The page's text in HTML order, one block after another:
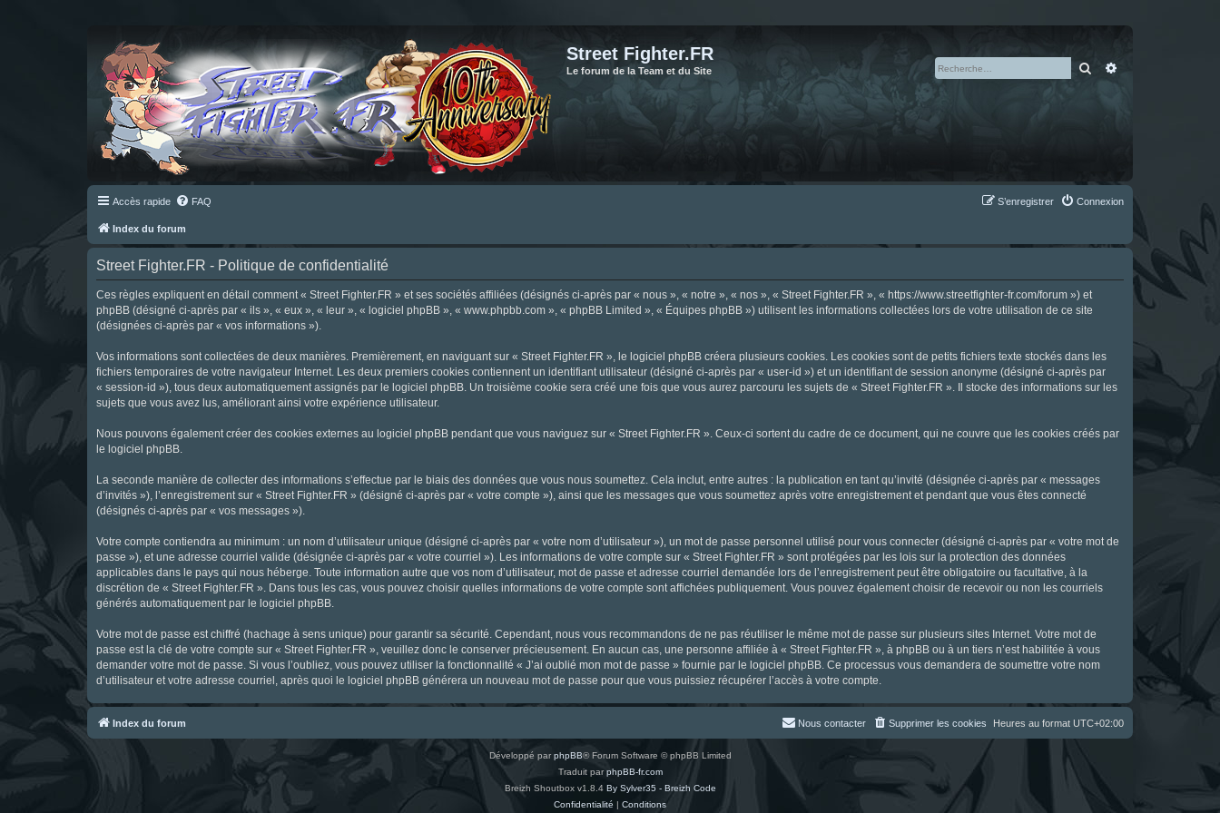
Street Fighter.FR
Le forum de la Team et du Site Rechercher
Accès rapide FAQ Connexion
S’enregistrer
Index du forum
Street Fighter.FR - Politique de confidentialité
Ces règles expliquent en détail comment « Street Fighter.FR » et ses sociétés affiliées (désignés ci-après par « nous », « notre », « nos », « Street Fighter.FR », « https://www.streetfighter-fr.com/forum ») et
phpBB (désigné ci-après par « ils », « eux », « leur », « logiciel phpBB », « www.phpbb.com », « phpBB Limited », « Équipes phpBB ») utilisent les informations collectées lors de votre utilisation de ce site
(désignées ci-après par « vos informations »).
Vos informations sont collectées de deux manières. Premièrement, en naviguant sur « Street Fighter.FR », le logiciel phpBB créera plusieurs cookies. Les cookies sont de petits fichiers texte stockés dans les
fichiers temporaires de votre navigateur Internet. Les deux premiers cookies contiennent un identifiant utilisateur (désigné ci-après par « user-id ») et un identifiant de session anonyme (désigné ci-après par
« session-id »), tous deux automatiquement assignés par le logiciel phpBB. Un troisième cookie sera créé une fois que vous aurez parcouru les sujets de « Street Fighter.FR ». Il stocke des informations sur les
sujets que vous avez lus, améliorant ainsi votre expérience utilisateur.
Nous pouvons également créer des cookies externes au logiciel phpBB pendant que vous naviguez sur « Street Fighter.FR ». Ceux-ci sortent du cadre de ce document, qui ne couvre que les cookies créés par
le logiciel phpBB.
La seconde manière de collecter des informations s’effectue par le biais des données que vous nous soumettez. Cela inclut, entre autres : la publication en tant qu’invité (désignée ci-après par « messages
d’invités »), l’enregistrement sur « Street Fighter.FR » (désigné ci-après par « votre compte »), ainsi que les messages que vous soumettez après votre enregistrement et pendant que vous êtes connecté
(désignés ci-après par « vos messages »).
Votre compte contiendra au minimum : un nom d’utilisateur unique (désigné ci-après par « votre nom d’utilisateur »), un mot de passe personnel utilisé pour vous connecter (désigné ci-après par « votre mot de
passe »), et une adresse courriel valide (désignée ci-après par « votre courriel »). Les informations de votre compte sur « Street Fighter.FR » sont protégées par les lois sur la protection des données
applicables dans le pays qui nous héberge. Toute information autre que vos nom d’utilisateur, mot de passe et adresse courriel demandée lors de l’enregistrement peut être obligatoire ou facultative, à la
discrétion de « Street Fighter.FR ». Dans tous les cas, vous pouvez choisir quelles informations de votre compte sont affichées publiquement. Vous pouvez également choisir de recevoir ou non les courriels
générés automatiquement par le logiciel phpBB.
Votre mot de passe est chiffré (hachage à sens unique) pour garantir sa sécurité. Cependant, nous vous recommandons de ne pas réutiliser le même mot de passe sur plusieurs sites Internet. Votre mot de
passe est la clé de votre compte sur « Street Fighter.FR », veuillez donc le conserver précieusement. En aucun cas, une personne affiliée à « Street Fighter.FR », à phpBB ou à un tiers n’est habilitée à vous
demander votre mot de passe. Si vous l’oubliez, vous pouvez utiliser la fonctionnalité « J’ai oublié mon mot de passe » fournie par le logiciel phpBB. Ce processus vous demandera de soumettre votre nom
d’utilisateur et votre adresse courriel, après quoi le logiciel phpBB générera un nouveau mot de passe pour que vous puissiez récupérer l’accès à votre compte.
Index du forum Heures au format UTC+02:00
Supprimer les cookies
Nous contacter
Développé parphpBB® Forum Software © phpBB Limited
Traduit parphpBB-fr.com
Breizh Shoutbox v1.8.4 By Sylver35 - Breizh Code
Confidentialité | Conditions